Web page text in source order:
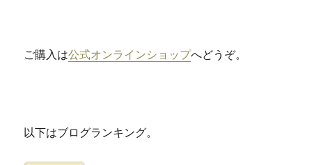
ご購入は公式オンラインショップへどうぞ。
以下はブログランキング。